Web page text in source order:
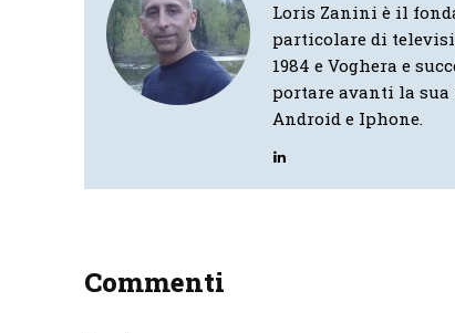
Loris Zanini è il
particolare di
1984 e Voghera e
portare avanti la sua
Android e Iphone.
Commenti